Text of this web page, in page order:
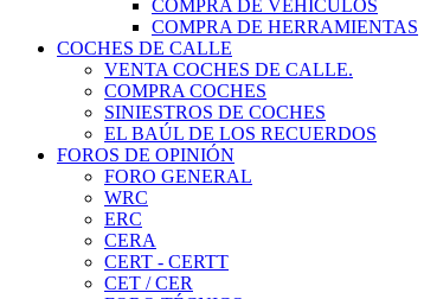
COMPRA DE VEHÍCULOS
COMPRA DE HERRAMIENTAS
COCHES DE CALLE
VENTA COCHES DE CALLE.
COMPRA COCHES
SINIESTROS DE COCHES
EL BAÚL DE LOS RECUERDOS
FOROS DE OPINIÓN
FORO GENERAL
WRC
ERC
CERA
CERT - CERTT
CET / CER